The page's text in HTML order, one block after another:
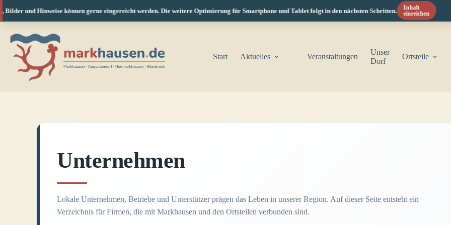
und Hinweise können gerne eingereicht werden. Die weitere Optimierung für Smartphone und Tablet folgt in den nächsten Schritten.
Inhalt
einreichen
Inhalt
springen
Start
Aktuelles Veranstaltungen
Unser
Dorf
Ortsteile
Unternehmen
Lokale Unternehmen, Betriebe und Unterstützer prägen das Leben in unserer Region. Auf dieser Seite entsteht ein
Verzeichnis für Firmen, die mit Markhausen und den Ortsteilen verbunden sind.